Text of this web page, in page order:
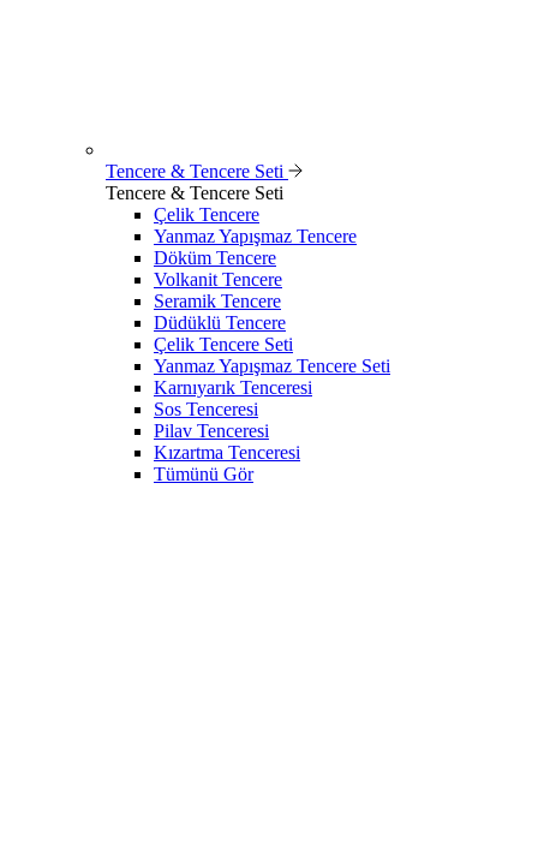
Tencere & Tencere Seti
Tencere & Tencere Seti
Çelik Tencere
Yanmaz Yapışmaz Tencere
Döküm Tencere
Volkanit Tencere
Seramik Tencere
Düdüklü Tencere
Çelik Tencere Seti
Yanmaz Yapışmaz Tencere Seti
Karnıyarık Tenceresi
Sos Tenceresi
Pilav Tenceresi
Kızartma Tenceresi
Tümünü Gör